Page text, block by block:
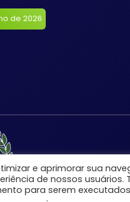
de 2026
e aprimorar sua
de nossos
para serem